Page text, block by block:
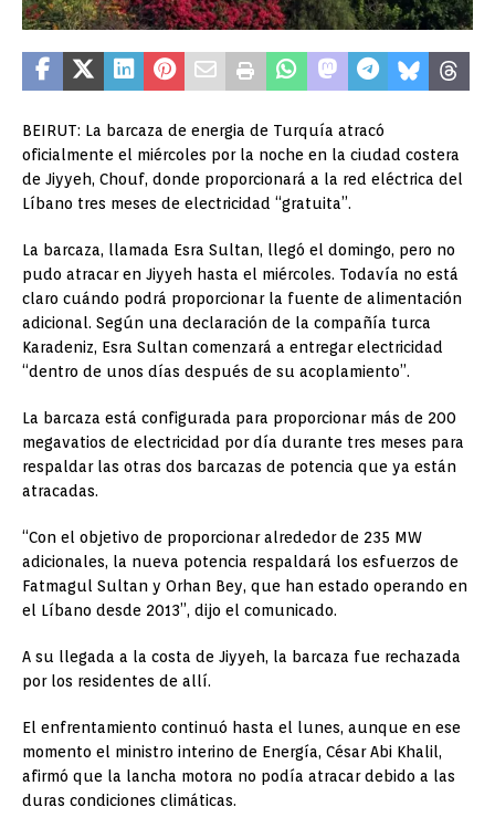
BEIRUT: La barcaza de energia de Turquía atracó
oficialmente el miércoles por la noche en la ciudad costera
de Jiyyeh, Chouf, donde proporcionará a la red eléctrica del
Líbano tres meses de electricidad “gratuita”.
La barcaza, llamada Esra Sultan, llegó el domingo, pero no
pudo atracar en Jiyyeh hasta el miércoles. Todavía no está
claro cuándo podrá proporcionar la fuente de alimentación
adicional. Según una declaración de la compañía turca
Karadeniz, Esra Sultan comenzará a entregar electricidad
“dentro de unos días después de su acoplamiento”.
La barcaza está configurada para proporcionar más de 200
megavatios de electricidad por día durante tres meses para
respaldar las otras dos barcazas de potencia que ya están
atracadas.
“Con el objetivo de proporcionar alrededor de 235 MW
adicionales, la nueva potencia respaldará los esfuerzos de
Fatmagul Sultan y Orhan Bey, que han estado operando en
el Líbano desde 2013”, dijo el comunicado.
A su llegada a la costa de Jiyyeh, la barcaza fue rechazada
por los residentes de allí.
El enfrentamiento continuó hasta el lunes, aunque en ese
momento el ministro interino de Energía, César Abi Khalil,
afirmó que la lancha motora no podía atracar debido a las
duras condiciones climáticas.